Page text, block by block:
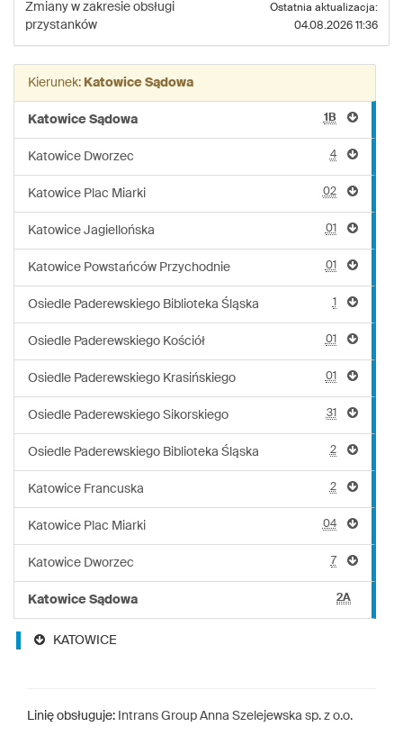
Zmiany w zakresie obsługi
przystanków
Ostatnia aktualizacja:
04.08.2026 11:36
Kierunek: Katowice Sądowa
Katowice Sądowa 1B
Katowice Dworzec 4
Katowice Plac Miarki 02
Katowice Jagiellońska 01
Katowice Powstańców Przychodnie 01
Osiedle Paderewskiego Biblioteka Śląska 1
Osiedle Paderewskiego Kościół 01
Osiedle Paderewskiego Krasińskiego 01
Osiedle Paderewskiego Sikorskiego 31
Osiedle Paderewskiego Biblioteka Śląska 2
Katowice Francuska 2
Katowice Plac Miarki 04
Katowice Dworzec 7
Katowice Sądowa 2A
KATOWICE
Linię obsługuje: Intrans Group Anna Szelejewska sp. z o.o.